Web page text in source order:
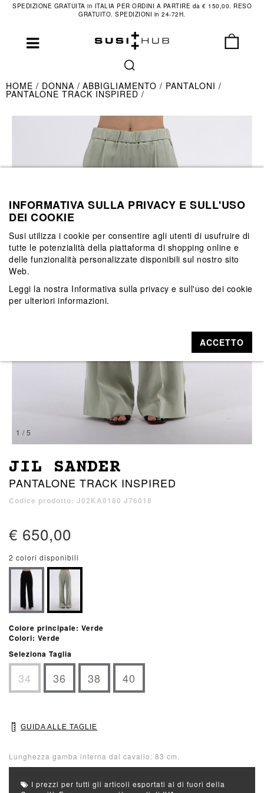
SPEDIZIONE GRATUITA in ITALIA PER ORDINI A PARTIRE da € 150,00. RESO
GRATUITO. SPEDIZIONI in 24-72H.
HOME DONNA ABBIGLIAMENTO PANTALONI
PANTALONE TRACK INSPIRED
1 / 5
JIL SANDER
PANTALONE TRACK INSPIRED
Codice prodotto: J02KA0180 J76018
€ 650,00
2 colori disponibili
Colore principale: Verde
Colori: Verde
Seleziona Taglia
34 36 38 40
GUIDA ALLE TAGLIE
Lunghezza gamba interna dal cavallo: 83 cm.
I prezzi per tutti gli articoli esportati al di fuori della
INFORMATIVA SULLA PRIVACY E SULL'USO
DEI COOKIE
Susi utilizza i cookie per consentire agli utenti di usufruire di
tutte le potenzialità della piattaforma di shopping online e
delle funzionalità personalizzate disponibili sul nostro sito
Web.
Leggi la nostra Informativa sulla privacy e sull'uso dei cookie
per ulteriori informazioni.
ACCETTO